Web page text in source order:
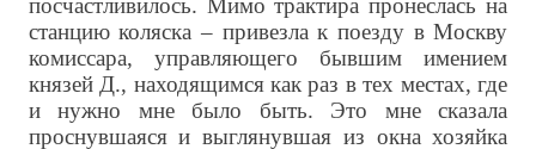
посчастливилось. Мимо трактира пронеслась на
станцию коляска – привезла к поезду в Москву
комиссара, управляющего бывшим имением
князей Д., находящимся как раз в тех местах, где
и нужно мне было быть. Это мне сказала
проснувшаяся и выглянувшая из окна хозяйка